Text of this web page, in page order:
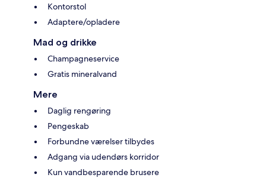
Kontorstol
Adaptere/opladere
Mad og drikke
Champagneservice
Gratis mineralvand
Mere
Daglig rengøring
Pengeskab
Forbundne værelser tilbydes
Adgang via udendørs korridor
Kun vandbesparende brusere